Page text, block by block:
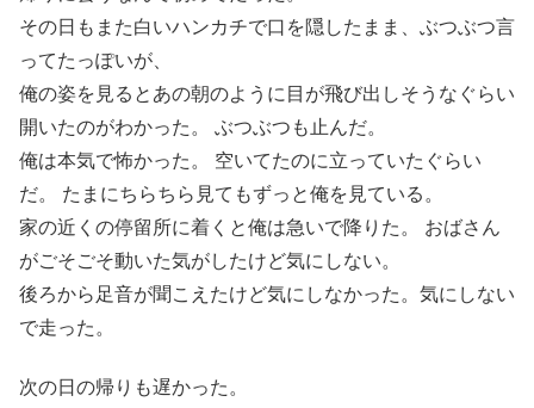
その日もまた白いハンカチで口を隠したまま、ぶつぶつ言
ってたっぽいが、
俺の姿を見るとあの朝のように目が飛び出しそうなぐらい
開いたのがわかった。 ぶつぶつも止んだ。
俺は本気で怖かった。 空いてたのに立っていたぐらい
だ。 たまにちらちら見てもずっと俺を見ている。
家の近くの停留所に着くと俺は急いで降りた。 おばさん
がごそごそ動いた気がしたけど気にしない。
後ろから足音が聞こえたけど気にしなかった。気にしない
で走った。
次の日の帰りも遅かった。